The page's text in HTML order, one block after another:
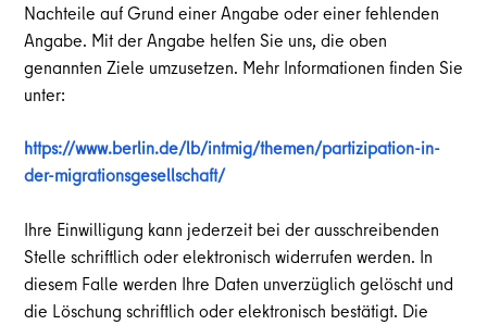
Nachteile auf Grund einer Angabe oder einer fehlenden
Angabe. Mit der Angabe helfen Sie uns, die oben
genannten Ziele umzusetzen. Mehr Informationen finden Sie
unter:
https://www.berlin.de/lb/intmig/themen/partizipation-in-
der-migrationsgesellschaft/
Ihre Einwilligung kann jederzeit bei der ausschreibenden
Stelle schriftlich oder elektronisch widerrufen werden. In
diesem Falle werden Ihre Daten unverzüglich gelöscht und
die Löschung schriftlich oder elektronisch bestätigt. Die